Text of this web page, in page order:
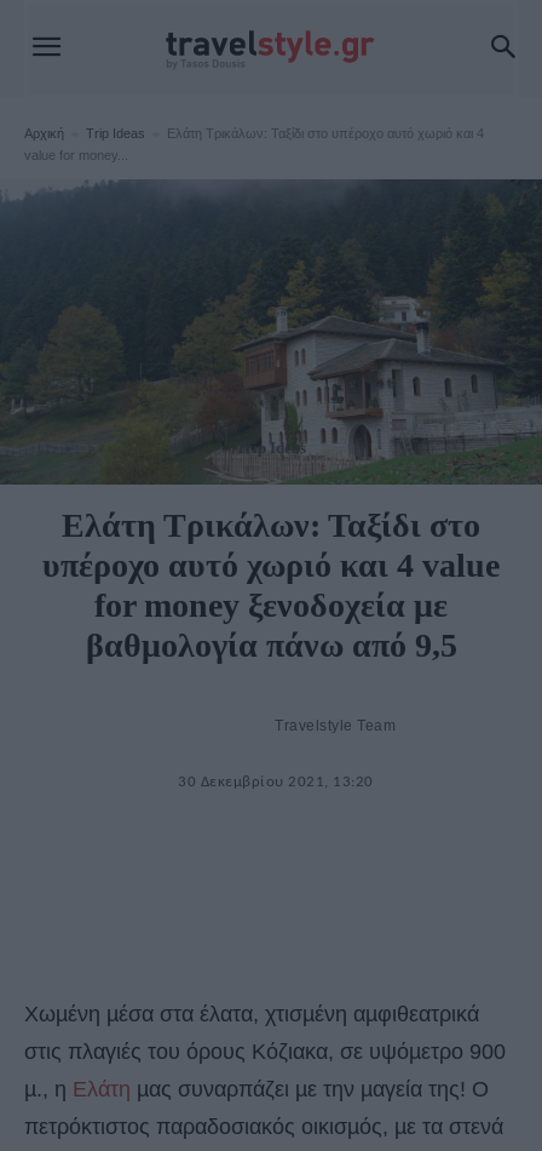
Αρχική Trip Ideas
Ελάτη Τρικάλων: Ταξίδι στο υπέροχο αυτό χωριό και 4
value for money...
Trip Ideas
Ελάτη Τρικάλων: Ταξίδι στο
υπέροχο αυτό χωριό και 4 value
for money ξενοδοχεία με
βαθμολογία πάνω από 9,5
Travelstyle Team
30 Δεκεμβρίου 2021, 13:20
Χωµένη µέσα στα έλατα, χτισµένη αµφιθεατρικά
στις πλαγιές του όρους Κόζιακα, σε υψόµετρο 900
µ., η Ελάτη µας συναρπάζει µε την µαγεία της! Ο
πετρόκτιστος παραδοσιακός οικισµός, µε τα στενά